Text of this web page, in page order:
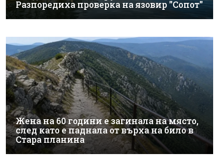
Разпоредиха проверка на язовир "Сопот"
Жена на 60 години е загинала на място,
след като е паднала от върха на било в
Стара планина